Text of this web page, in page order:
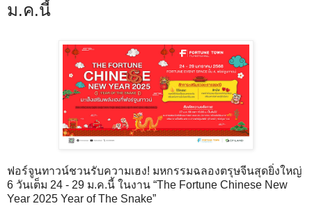
ม.ค.นี้
ฟอร์จูนทาวน์ชวนรับความเฮง! มหกรรมฉลองตรุษจีนสุดยิ่งใหญ่
6 วันเต็ม 24 - 29 ม.ค.นี้ ในงาน “The Fortune Chinese New
Year 2025 Year of The Snake”